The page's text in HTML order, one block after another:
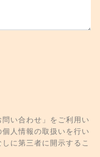
い合わせ」をご利用い
人情報の取扱いを行い
に第三者に開示するこ